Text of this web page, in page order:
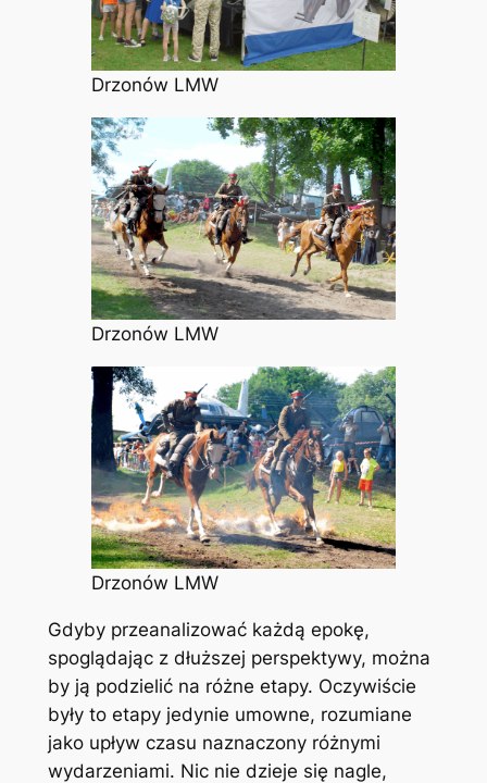
Drzonów LMW
Drzonów LMW
Drzonów LMW
Gdyby przeanalizować każdą epokę,
spoglądając z dłuższej perspektywy, można
by ją podzielić na różne etapy. Oczywiście
były to etapy jedynie umowne, rozumiane
jako upływ czasu naznaczony różnymi
wydarzeniami. Nic nie dzieje się nagle,